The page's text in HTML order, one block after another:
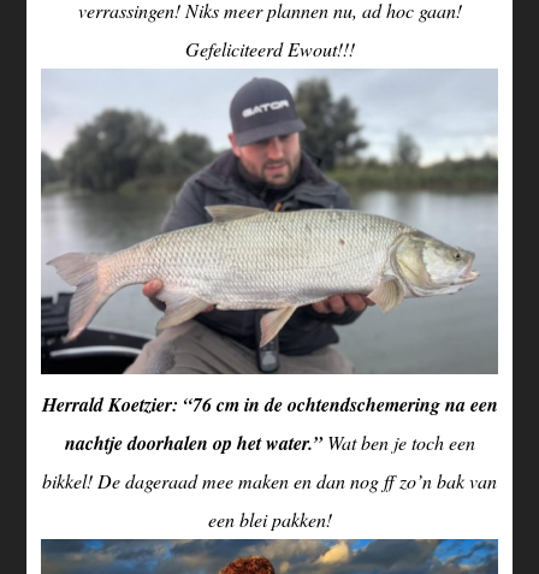
verrassingen! Niks meer plannen nu, ad hoc gaan!
Gefeliciteerd Ewout!!!
Herrald Koetzier: “76 cm in de ochtendschemering na een
nachtje doorhalen op het water.”Wat ben je toch een
bikkel! De dageraad mee maken en dan nog ff zo’n bak van
een blei pakken!